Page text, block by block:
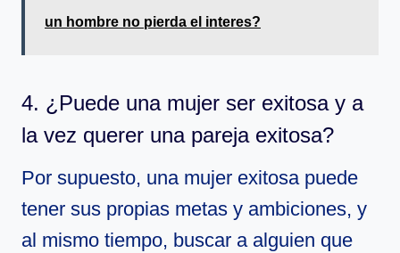
un hombre no pierda el interes?
4. ¿Puede una mujer ser exitosa y a
la vez querer una pareja exitosa?
Por supuesto, una mujer exitosa puede
tener sus propias metas y ambiciones, y
al mismo tiempo, buscar a alguien que